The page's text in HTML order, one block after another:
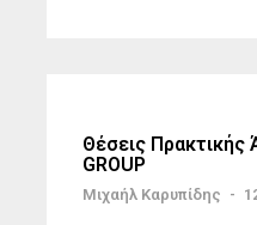
Θέσεις Πρακτικής
GROUP
Μιχαήλ Καρυπίδης -